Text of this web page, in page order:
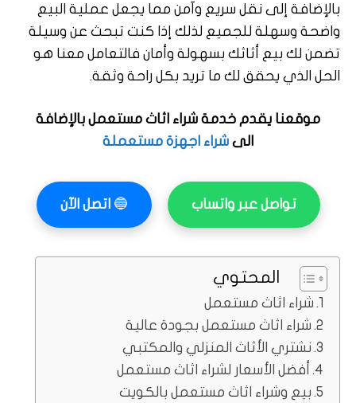
بالإضافة إلى نقل سريع وآمن مما يجعل عملية البيع
واضحة وسهلة للجميع لذلك إذا كنت تبحث عن وسيلة
تضمن لك بيع أثاثك بسهولة وأمان فالتعامل معنا هو
الحل الذي يحقق لك ما تريد بكل راحة وثقة.
موقعنا يقدم خدمة شراء اثاث مستعمل بالإضافة
الى شراء اجهزة مستعملة
تواصل عبر واتساب 🔵 اتصل الآن
المحتوي
شراء اثاث مستعمل
شراء اثاث مستعمل بجودة عالية
نشتري الأثاث المنزلي والمكتبي
أفضل الأسعار لشراء اثاث مستعمل
بيع وشراء اثاث مستعمل بالكويت